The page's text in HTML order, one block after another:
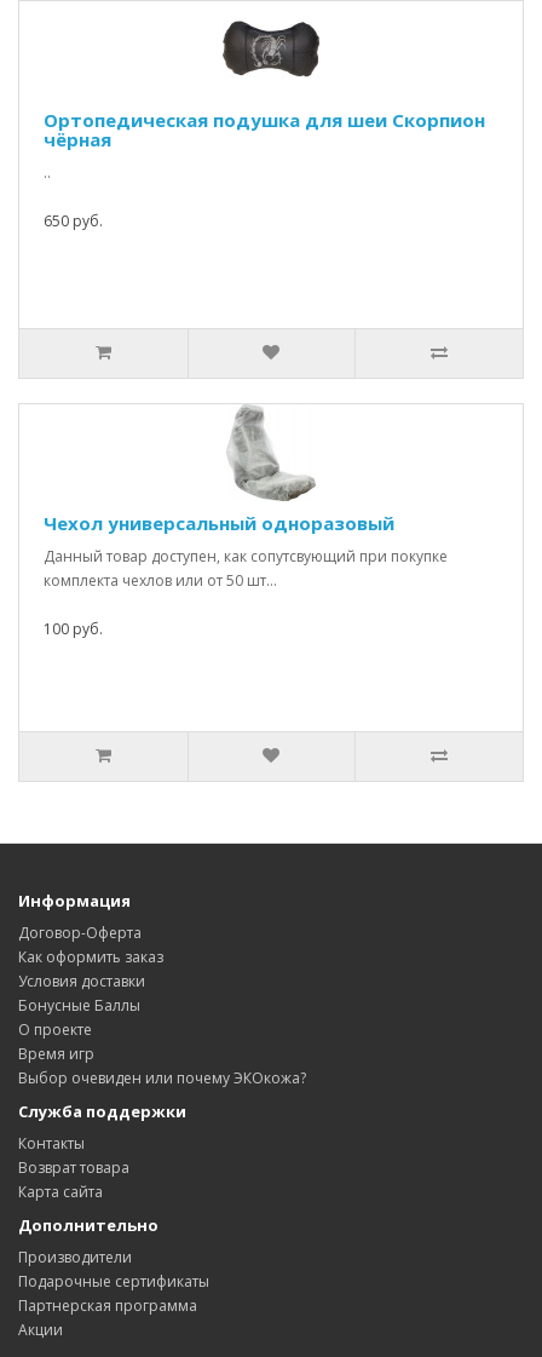
Ортопедическая подушка для шеи Скорпион
чёрная
..
650 руб.
Чехол универсальный одноразовый
Данный товар доступен, как сопутсвующий при покупке
комплекта чехлов или от 50 шт...
100 руб.
Информация
Договор-Оферта
Как оформить заказ
Условия доставки
Бонусные Баллы
О проекте
Время игр
Выбор очевиден или почему ЭКОкожа?
Служба поддержки
Контакты
Возврат товара
Карта сайта
Дополнительно
Производители
Подарочные сертификаты
Партнерская программа
Акции